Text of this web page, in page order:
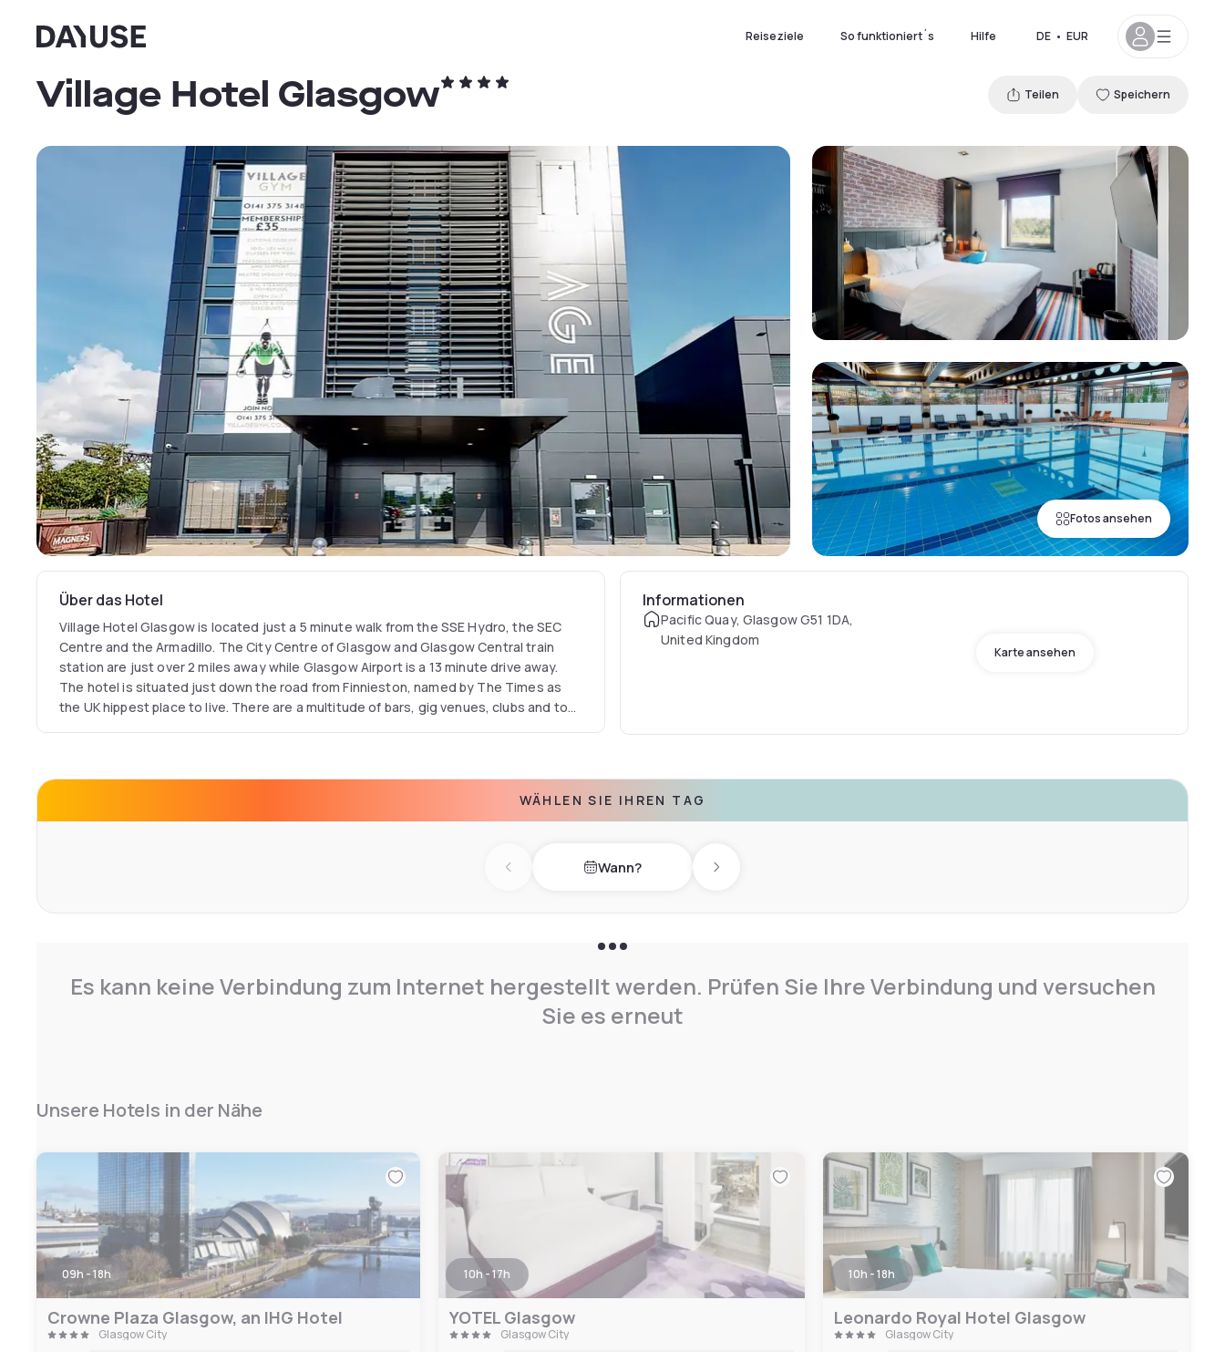
Dayuse Reiseziele So funktioniert´s Hilfe DE • EUR
Fotos ansehen
Village Hotel Glasgow Teilen Speichern
Über das Hotel
Village Hotel Glasgow is located just a 5 minute walk from the SSE Hydro, the SEC
Centre and the Armadillo. The City Centre of Glasgow and Glasgow Central train
station are just over 2 miles away while Glasgow Airport is a 13 minute drive away.
The hotel is situated just down the road from Finnieston, named by The Times as
the UK hippest place to live. There are a multitude of bars, gig venues, clubs and top-
big cosy beds, huge TVs and great showers, pool and state-of-the-art gym with all
the latest tech and Village Pub and Grill where you can tuck into delicious food and
Informationen
Pacific Quay, Glasgow G51 1DA,
United Kingdom
Karte ansehen
WÄHLEN SIE IHREN TAG
Previous day Wann? Next day
Es kann keine Verbindung zum Internet hergestellt werden. Prüfen Sie Ihre Verbindung und versuchen
Sie es erneut
Unsere Hotels in der Nähe
09h - 18h
Crowne Plaza Glasgow, an IHG Hotel
Glasgow City
10h - 17h
YOTEL Glasgow
Glasgow City
10h - 18h
Leonardo Royal Hotel Glasgow
Glasgow City